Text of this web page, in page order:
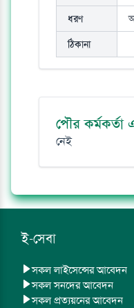
ধরণ
ঠিকানা
পৌর কর্মকর্তা
নেই
ই-সেবা
সকল লাইসেন্সের আবেদন
সকল সনদের আবেদন
সকল প্রত্যয়নের আবেদন